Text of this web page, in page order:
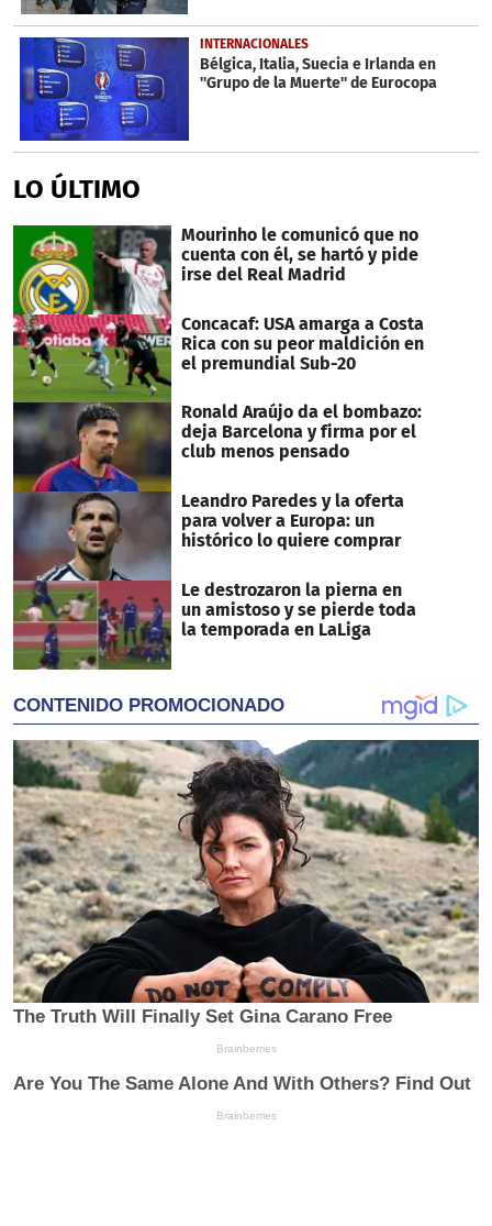
INTERNACIONALES
Bélgica, Italia, Suecia e Irlanda en
''Grupo de la Muerte'' de Eurocopa
LO ÚLTIMO
Mourinho le comunicó que no
cuenta con él, se hartó y pide
irse del Real Madrid
Concacaf: USA amarga a Costa
Rica con su peor maldición en
el premundial Sub-20
Ronald Araújo da el bombazo:
deja Barcelona y firma por el
club menos pensado
Leandro Paredes y la oferta
para volver a Europa: un
histórico lo quiere comprar
Le destrozaron la pierna en
un amistoso y se pierde toda
la temporada en LaLiga